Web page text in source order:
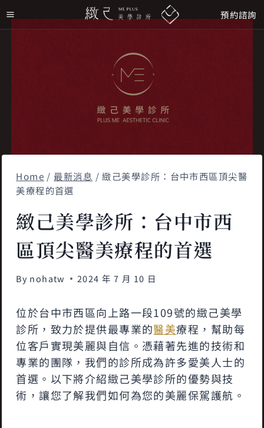
to
預約諮詢
Home / 最新消息 / 緻己美學診所：台中市西區頂尖醫
美療程的首選
緻己美學診所：台中市西
區頂尖醫美療程的首選
By nohatw 2024 年 7 月 10 日
位於台中市西區向上路一段109號的緻己美學
診所，致力於提供最專業的醫美療程，幫助每
位客戶實現美麗與自信。憑藉著先進的技術和
專業的團隊，我們的診所成為許多愛美人士的
首選。以下將介紹緻己美學診所的優勢與技
術，讓您了解我們如何為您的美麗保駕護航。